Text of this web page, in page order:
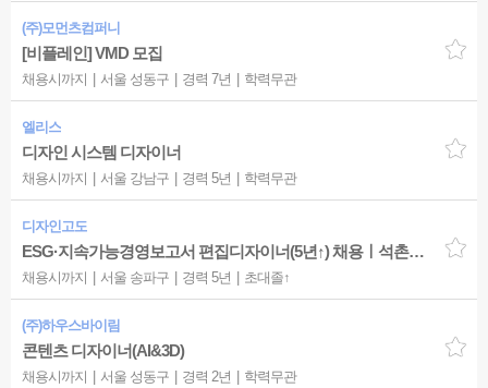
(주)모먼츠컴퍼니
[비플레인] VMD 모집
채용시까지 서울 성동구 경력 7년 학력무관
엘리스
디자인 시스템 디자이너
채용시까지 서울 강남구 경력 5년 학력무관
디자인고도
ESG·지속가능경영보고서 편집디자이너(5년↑) 채용ㅣ석촌고분역 3분ㅣ업계 최고대우
채용시까지 서울 송파구 경력 5년 초대졸↑
(주)하우스바이림
콘텐츠 디자이너(AI&3D)
채용시까지 서울 성동구 경력 2년 학력무관